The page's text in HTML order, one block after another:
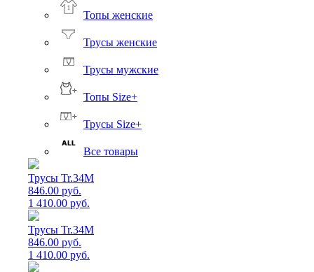
Топы женские
Трусы женские
Трусы мужские
Топы Size+
Трусы Size+
Все товары
Трусы Tr.34M
846.00 руб.
1 410.00 руб.
Трусы Tr.34M
846.00 руб.
1 410.00 руб.